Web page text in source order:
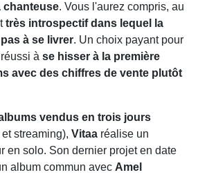
chanteuse. Vous l'aurez compris, au
très introspectif dans lequel la
à se livrer. Un choix payant pour
à se hisser à la première
avec des chiffres de vente plutôt
vendus en trois jours
streaming), Vitaa réalise un
en solo. Son dernier projet en date
album commun avec Amel